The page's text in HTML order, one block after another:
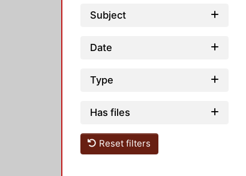
Subject
Date
Type
Has files
Reset filters